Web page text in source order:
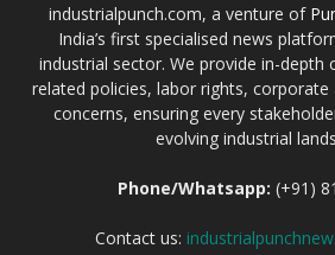
industrialpunch.com, a venture of
India’s first specialised news
industrial sector. We provide in-depth
related policies, labor rights,
concerns, ensuring every
evolving industrial
Phone/Whatsapp: (+91)
Contact us: